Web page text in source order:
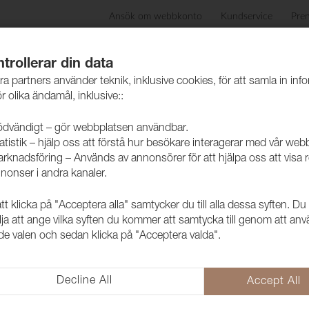
Ansök om webbkonto Kundservice
Produkter Skötselråd
Tyg Cinema
1004573
Cinema är en microchenille i
Passar både hem- och offentlig
din data
partners använder teknik, inklusive cookies, för att samla in
olika ändamål, inklusive::
– gör webbplatsen användbar.
– hjälp oss att förstå hur besökare interagerar med vår
– Används av annonsörer för att hjälpa oss att visa
i andra kanaler.
klicka på "Acceptera alla" samtycker du till alla dessa syften. Du
att ange vilka syften du kommer att samtycka till genom att
valen och sedan klicka på "Acceptera valda".
Decline All Accept All